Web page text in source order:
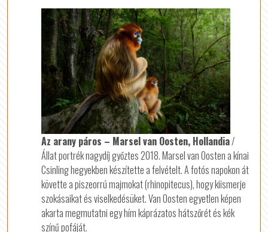
Az arany páros – Marsel van Oosten, Hollandia/
Állat portrék nagydíj győztes 2018. Marsel van Oosten a kínai
Csinling hegyekben készítette a felvételt. A fotós napokon át
követte a piszeorrú majmokat (rhinopitecus), hogy kiismerje
szokásaikat és viselkedésüket. Van Oosten egyetlen képen
akarta megmutatni egy hím káprázatos hátszőrét és kék
színű pofáját.